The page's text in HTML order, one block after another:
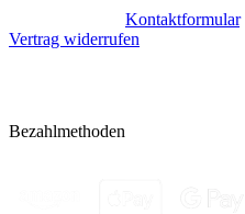
Kontaktformular.
Vertrag widerrufen
Bezahlmethoden